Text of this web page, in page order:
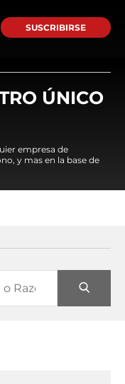
SUSCRIBIRSE
ÚNICO
empresa de
y mas en la base de